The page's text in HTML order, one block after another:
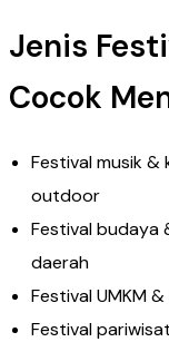
Jenis
Cocok
Festival musik &
outdoor
Festival budaya
daerah
Festival UMKM
Festival